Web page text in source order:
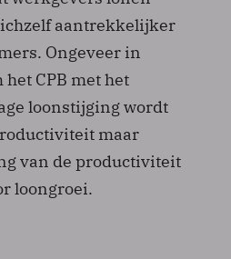
aantrekkelijker
Ongeveer in
CPB met het
loonstijging wordt
maar
van de productiviteit
loongroei.